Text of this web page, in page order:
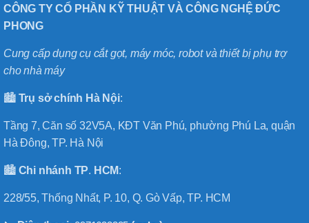
CÔNG TY CỔ PHẦN KỸ THUẬT VÀ CÔNG NGHỆ ĐỨC
PHONG
Cung cấp dụng cụ cắt gọt, máy móc, robot và thiết bị phụ trợ
cho nhà máy
🏙️ Trụ sở chính Hà Nội:
Tầng 7, Căn số 32V5A, KĐT Văn Phú, phường Phú La, quận
Hà Đông, TP. Hà Nội
🏙️ Chi nhánh TP. HCM:
228/55, Thống Nhất, P. 10, Q. Gò Vấp, TP. HCM